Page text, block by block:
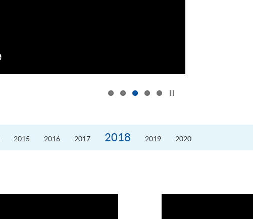
2015 2016 2017 2018 2019 2020